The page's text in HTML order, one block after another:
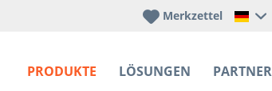
PRODUKTE LÖSUNGEN PARTNER
Merkzettel